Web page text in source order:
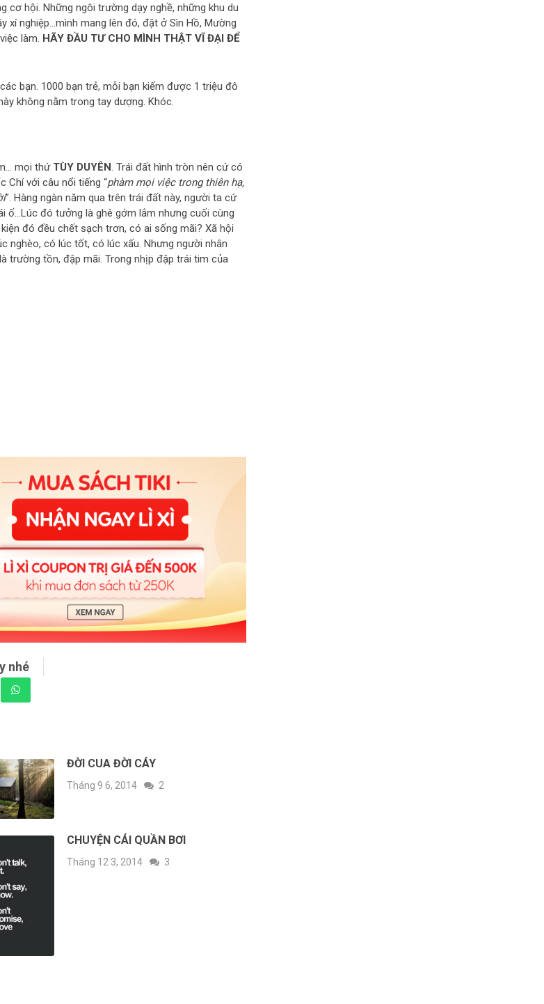
hội. Những ngôi trường dạy nghề, những khu du
xí nghiệp…mình mang lên đó, đặt ở Sìn Hồ, Mường
làm. HÃY ĐẦU TƯ CHO MÌNH THẬT VĨ ĐẠI ĐỂ
bạn. 1000 bạn trẻ, mỗi bạn kiếm được 1 triệu đô
không nằm trong tay dượng. Khóc.
mọi thứ TÙY DUYÊN . Trái đất hình tròn nên cứ có
Chí với câu nổi tiếng “phàm mọi việc trong thiên hạ,
”. Hàng ngàn năm qua trên trái đất này, người ta cứ
ố…Lúc đó tưởng là ghê gớm lắm nhưng cuối cùng
đó đều chết sạch trơn, có ai sống mãi? Xã hội
nghèo, có lúc tốt, có lúc xấu. Nhưng người nhân
trường tồn, đập mãi. Trong nhịp đập trái tim của
nhé
ĐỜI CUA ĐỜI CÁY
Tháng 9 6, 2014 2
CHUYỆN CÁI QUẦN BƠI
Tháng 12 3, 2014 3